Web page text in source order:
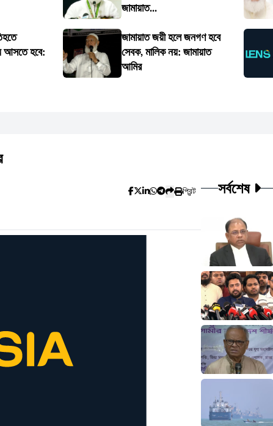
জামায়াত...
আসতে হবে:
জামায়াত জয়ী হলে জনগণ হবে
সেবক, মালিক নয়: জামায়াত
আমির
প্রিন্ট সর্বশেষ